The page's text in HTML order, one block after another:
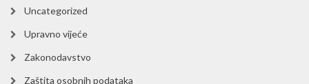
Uncategorized
Upravno vijeće
Zakonodavstvo
Zaštita osobnih podataka